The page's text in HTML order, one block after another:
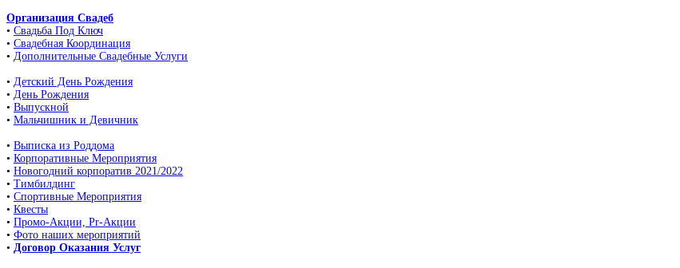
Организация Свадеб
• Свадьба Под Ключ
• Свадебная Координация
• Дополнительные Свадебные Услуги
• Детский День Рождения
• День Рождения
• Выпускной
• Мальчишник и Девичник
• Выписка из Роддома
• Корпоративные Мероприятия
• Новогодний корпоратив 2021/2022
• Тимбилдинг
• Спортивные Мероприятия
• Квесты
• Промо-Акции, Pr-Акции
• Фото наших мероприятий
• Договор Оказания Услуг